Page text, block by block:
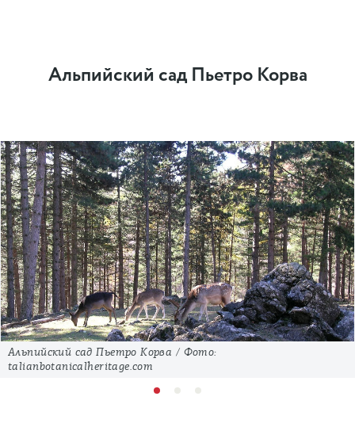
Альпийский сад Пьетро Корва
Альпийский сад Пьетро Корва / Фото:
talianbotanicalheritage.com